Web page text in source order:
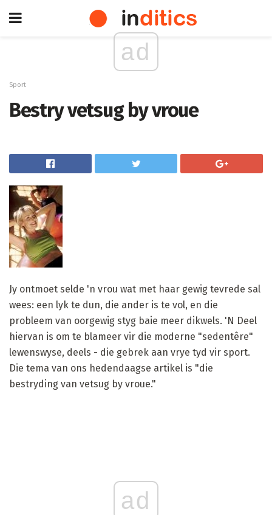
ad
Sport
Bestry vetsug by vroue
Jy ontmoet selde 'n vrou wat met haar gewig tevrede sal
wees: een lyk te dun, die ander is te vol, en die
probleem van oorgewig styg baie meer dikwels. 'N Deel
hiervan is om te blameer vir die moderne "sedentêre"
lewenswyse, deels - die gebrek aan vrye tyd vir sport.
Die tema van ons hedendaagse artikel is "die
bestryding van vetsug by vroue."
ad